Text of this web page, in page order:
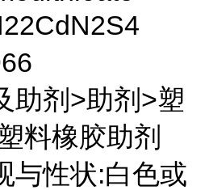
助剂>助剂>塑
料橡胶助剂
与性状:白色或